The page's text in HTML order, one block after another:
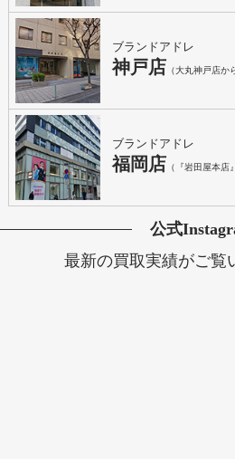
ブランドアドレ
神戸店 （大丸神戸店か
ブランドアドレ
福岡店 （『岩田屋本店
公式
最新の買取実績がご覧